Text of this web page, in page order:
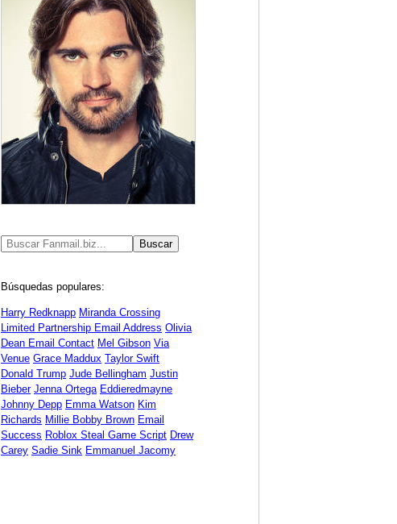
Búsquedas populares:
Harry Redknapp Miranda Crossing
Limited Partnership Email Address Olivia
Dean Email Contact Mel Gibson Via
Venue Grace Maddux Taylor Swift
Donald Trump Jude Bellingham Justin
Bieber Jenna Ortega Eddieredmayne
Johnny Depp Emma Watson Kim
Richards Millie Bobby Brown Email
Success Roblox Steal Game Script Drew
Carey Sadie Sink Emmanuel Jacomy